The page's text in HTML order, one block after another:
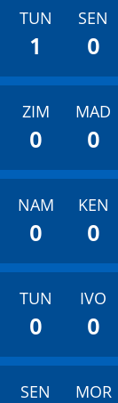
TUN SEN
1 0
ZIM MAD
0 0
NAM KEN
0 0
TUN IVO
0 0
SEN MOR